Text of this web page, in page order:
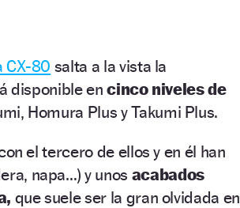
CX-80 salta a la vista la
disponible encinco niveles de
Homura Plus y Takumi Plus.
el tercero de ellos y en él han
napa…) y unos acabados
que suele ser la gran olvidada en